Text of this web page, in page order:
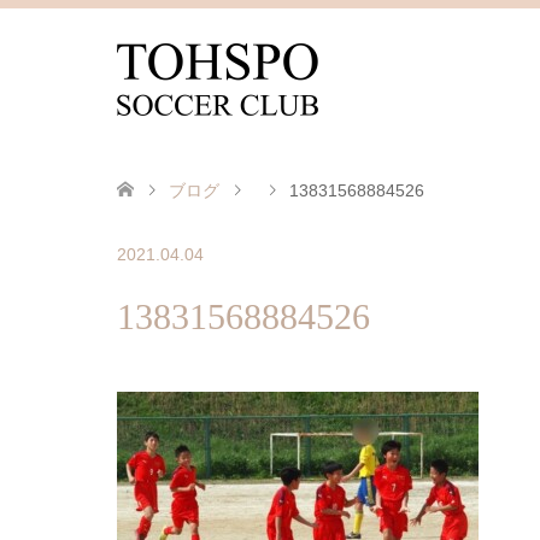
ブログ 13831568884526
2021.04.04
13831568884526